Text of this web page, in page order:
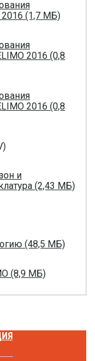
(1,7 МБ)
2016 (0,8
2016 (0,8
и
(2,43 МБ)
(48,5 МБ)
(8,9 МБ)